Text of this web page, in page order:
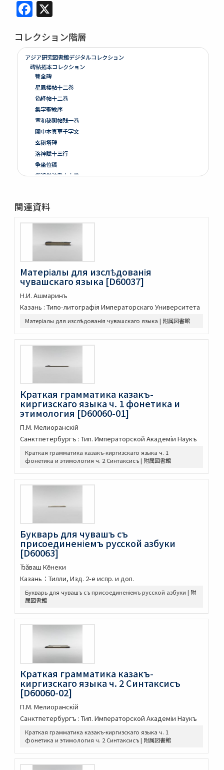
Facebook
コレクション階層
アジア研究図書館デジタルコレクション
碑帖拓本コレクション
曹全碑
星鳳楼帖十二巻
偽絳帖十二巻
集字聖教序
宣和秘閣帖残一巻
関中本真草千字文
玄秘塔碑
洛神賦十三行
争坐位稿
戯鴻堂法書十六巻
偽絳帖残一巻
拪先塋記
張遷碑
争坐位稿
古今歴代法帖
朴彭年草書千字文
金麟厚草書千字文
水滸伝コレクション
鍾伯敬先生批評水滸伝一百巻一百回
水滸伝全本三十巻
忠義水滸全書 一百二十回存四回
忠義水滸全伝 百二十回
忠義水滸全伝 120回図1卷,宣和遺事 1卷
第五才子書施耐菴水滸伝 七十五卷
李卓吾先生批点忠義水滸伝
評論出像水滸伝 [E4651]
評論出像水滸伝 [E46_63]
水滸傳語譯 [E4692]
U-PARLセレクション
古今歴代十八史略二巻首一巻
増広竜龕手鑑八巻
纂図附音増広古注千字文三巻
医方大成論一巻
Pagoda de Dakao
Vedische und Sanskrit-Syntax
争春園全伝（アジア）
争春園全伝（総合図書館）
韻府羣玉
One hundred quatrains from the Rubáiyát of Omar
Khayyam
sách tứ thư／四書不二字音義撮要
佛印の政治經濟状況と印度支那人の希望事項
泰・佛印における宣傳戰
佛印文化情報 第五号
薬用植物
A NATURALIST IN WESTERN CHINA
印度哲學小史
依立世阿毘曇論日月行品考定暦原・須彌界日道中路八線表根・瞿
曇氏暦稿
法推歩
関連資料
Матеріалы для изслѣдованія
чувашскаго языка [D60037]
Н.И. Ашмаринъ
Казань : Типо-литографія Императорскаго Университета
Матеріалы для изслѣдованія чувашскаго языка | 附属図書館
Краткая грамматика казакъ-
киргизскаго языка ч. 1 фонетика и
этимология [D60060-01]
П.М. Мелиоранскій
Санктпетербургъ : Тип. Императорской Академіи Hаукъ
Краткая грамматика казакъ-киргизскаго языка ч. 1
фонетика и этимология ч. 2 Синтаксисъ | 附属図書館
Букварь для чувашъ съ
присоединеніемъ русской азбуки
[D60063]
Ђăваш Кĕнеки
Казань：Тилли, Изд. 2-е испр. и доп.
Букварь для чувашъ съ присоединеніемъ русской азбуки | 附
属図書館
Краткая грамматика казакъ-
киргизскаго языка ч. 2 Синтаксисъ
[D60060-02]
П.М. Мелиоранскій
Санктпетербургъ : Тип. Императорской Академіи Hаукъ
Краткая грамматика казакъ-киргизскаго языка ч. 1
фонетика и этимология ч. 2 Синтаксисъ | 附属図書館